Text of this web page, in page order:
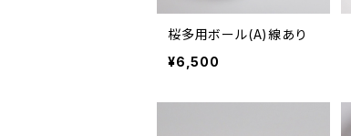
桜多用ボール(A)線あり
¥6,500